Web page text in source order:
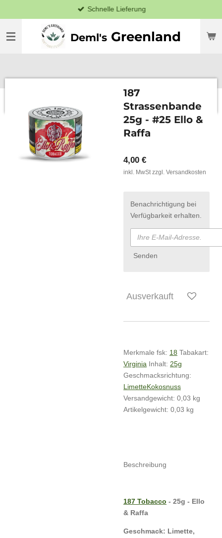
Hauptinhalt
springen
Deml's Greenland
Schnelle Lieferung
187
Strassenbande
25g - #25 Ello &
Raffa
4,00 €
inkl. MwSt zzgl. Versandkosten
Benachrichtigung bei
Verfügbarkeit erhalten.
Senden
Ausverkauft
Merkmale fsk: 18 Tabakart:
Virginia Inhalt: 25g
Geschmacksrichtung:
LimetteKokosnuss
Versandgewicht: 0,03 kg
Artikelgewicht: 0,03 kg
Beschreibung
187 Tobacco - 25g - Ello
& Raffa
Geschmack: Limette,